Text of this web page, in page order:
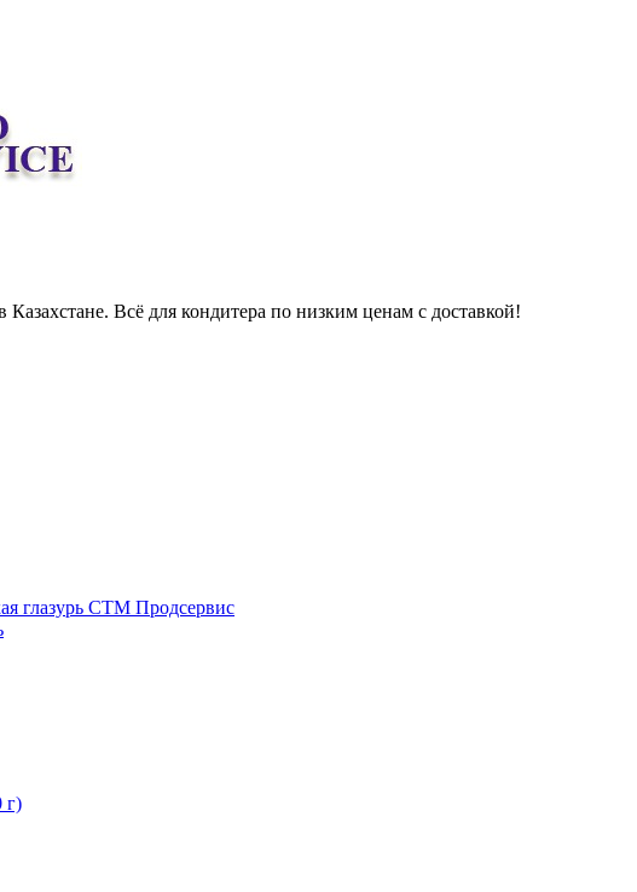
Всё для кондитера по низким ценам с доставкой!
глазурь СТМ Продсервис
г)